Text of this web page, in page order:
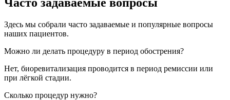
Здесь мы собрали часто задаваемые и популярные вопросы
наших пациентов.
Можно ли делать процедуру в период обострения?
Нет, биоревитализация проводится в период ремиссии или
при лёгкой стадии.
Сколько процедур нужно?